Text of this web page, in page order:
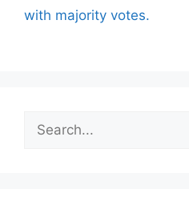
with majority votes.